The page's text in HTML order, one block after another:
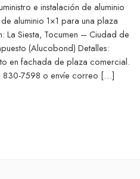
e instalación de aluminio
aluminio 1×1 para una plaza
La Siesta, Tocumen – Ciudad de
(Alucobond) Detalles:
en fachada de plaza comercial.
830-7598 o envíe correo […]